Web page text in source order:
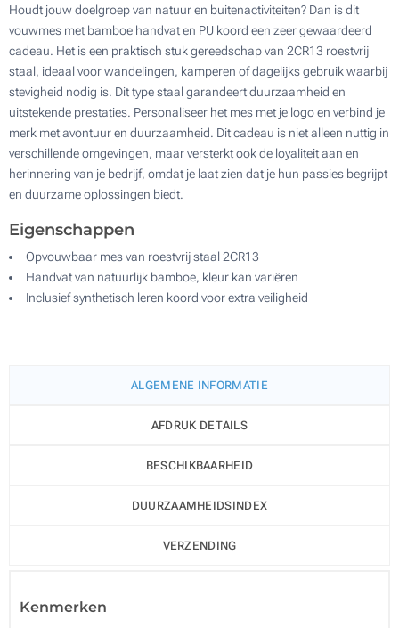
Houdt jouw doelgroep van natuur en buitenactiviteiten? Dan is dit
vouwmes met bamboe handvat en PU koord een zeer gewaardeerd
cadeau. Het is een praktisch stuk gereedschap van 2CR13 roestvrij
staal, ideaal voor wandelingen, kamperen of dagelijks gebruik waarbij
stevigheid nodig is. Dit type staal garandeert duurzaamheid en
uitstekende prestaties. Personaliseer het mes met je logo en verbind je
merk met avontuur en duurzaamheid. Dit cadeau is niet alleen nuttig in
verschillende omgevingen, maar versterkt ook de loyaliteit aan en
herinnering van je bedrijf, omdat je laat zien dat je hun passies begrijpt
en duurzame oplossingen biedt.
Eigenschappen
Opvouwbaar mes van roestvrij staal 2CR13
Handvat van natuurlijk bamboe, kleur kan variëren
Inclusief synthetisch leren koord voor extra veiligheid
ALGEMENE INFORMATIE
AFDRUK DETAILS
BESCHIKBAARHEID
DUURZAAMHEIDSINDEX
VERZENDING
Kenmerken